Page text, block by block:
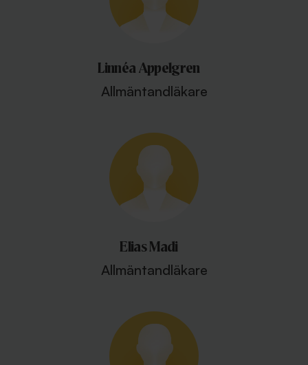
Linnéa Appelgren
Allmäntandläkare
Elias Madi
Allmäntandläkare